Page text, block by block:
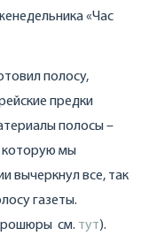
«Час
полосу,
предки
полосы –
которую мы
вычеркнул все, так
газеты.
см. тут).